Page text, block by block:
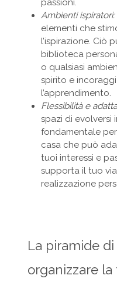
passioni.
Ambienti ispiratori:
elementi che
l’ispirazione. Ciò
biblioteca
o qualsiasi
spirito e incoraggi
l’apprendimento.
Flessibilità e
spazi di evolversi
fondamentale per
casa che può
tuoi interessi e
supporta il tuo
realizzazione
La piramide
organizzare la